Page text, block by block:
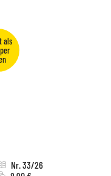
Nr. 33/26